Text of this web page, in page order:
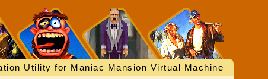
Utility for Maniac Mansion Virtual Machine